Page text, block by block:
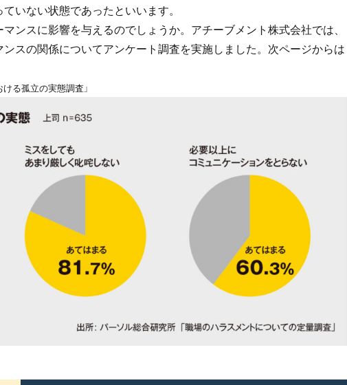
いない状態であったといいます。
ンスに影響を与えるのでしょうか。アチーブメント株式会社では、
スの関係についてアンケート調査を実施しました。次ページからは
る孤立の実態調査」